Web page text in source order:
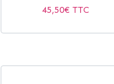
45,50€ TTC